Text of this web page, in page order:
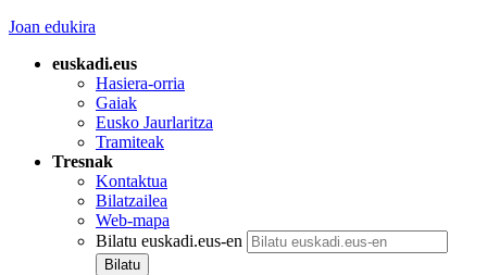
Joan edukira
euskadi.eus
Hasiera-orria
Gaiak
Eusko Jaurlaritza
Tramiteak
Tresnak
Kontaktua
Bilatzailea
Web-mapa
Bilatu euskadi.eus-en